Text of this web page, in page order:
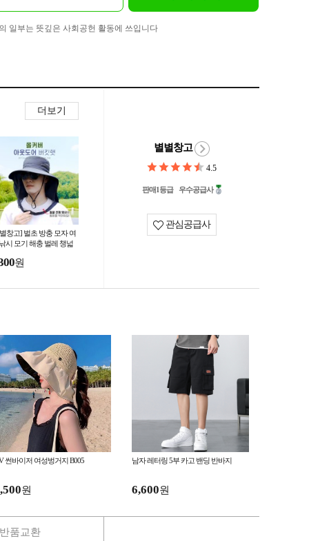
일부는 뜻깊은 사회공헌 활동에 쓰입니다
더보기
창고] 벌초 방충 모자 여
시 모기 해충 벌레 챙넓
봉 그늘막
원
별별창고
4.5
판매1등급 우수공급사
관심공급사
썬바이저 여성벙거지 B005
원
남자 레터링 5부 카고 밴딩 반바지
6,600원
반품교환